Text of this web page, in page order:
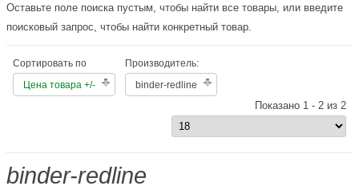
Оставьте поле поиска пустым, чтобы найти все товары, или введите
поисковый запрос, чтобы найти конкретный товар.
Сортировать по
Цена товара +/-
Производитель:
binder-redline
Показано 1 - 2 из 2
binder-redline